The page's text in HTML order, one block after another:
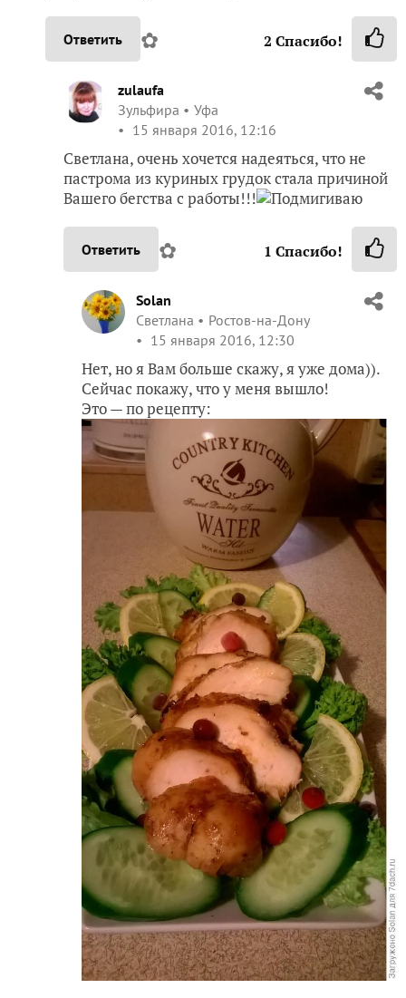
Ответить ✿ 2 Спасибо!
zulaufa
Зульфира
Уфа
15 января 2016, 12:16
Светлана, очень хочется надеяться, что не
пастрома из куриных грудок стала причиной
Вашего бегства с работы!!!
Ответить ✿ 1 Спасибо!
Solan
Светлана
Ростов-на-Дону
15 января 2016, 12:30
Нет, но я Вам больше скажу, я уже дома)).
Сейчас покажу, что у меня вышло!
Это — по рецепту: